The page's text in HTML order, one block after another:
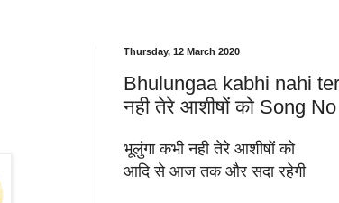
Thursday, 12 March 2020
Bhulungaa kabhi nahi
नही तेरे आशीषों को Song
भूलुंगा कभी नही तेरे आशीषों को
आदि से आज तक और सदा रहेगी